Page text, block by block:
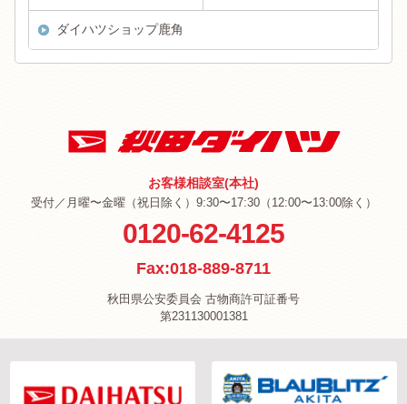
ダイハツショップ鹿角
お客様相談室(本社)
受付／月曜〜金曜（祝日除く）9:30〜17:30（12:00〜13:00除く）
0120-62-4125
Fax:018-889-8711
秋田県公安委員会 古物商許可証番号
第231130001381